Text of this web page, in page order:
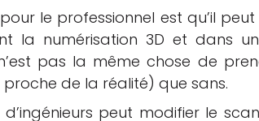
le professionnel est qu’il
la numérisation 3D et dans
pas la même chose de
de la réalité) que sans.
d’ingénieurs peut modifier le